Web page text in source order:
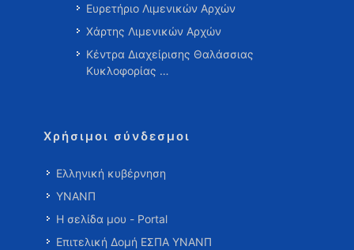
Ευρετήριο Λιμενικών Αρχών
Χάρτης Λιμενικών Αρχών
Κέντρα Διαχείρισης Θαλάσσιας
Κυκλοφορίας …
Χρήσιμοι σύνδεσμοι
Ελληνική κυβέρνηση
ΥΝΑΝΠ
Η σελίδα μου - Portal
Επιτελική Δομή ΕΣΠΑ ΥΝΑΝΠ